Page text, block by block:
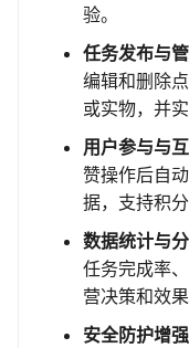
验。
任务发布与
编辑和删除
或实物，并
用户参与与
赞操作后自
据，支持积
数据统计与
任务完成率
营决策和效果
安全防护增强